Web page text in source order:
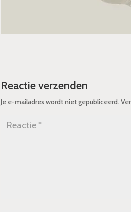
Reactie verzenden
Je e-mailadres wordt niet gepubliceerd.